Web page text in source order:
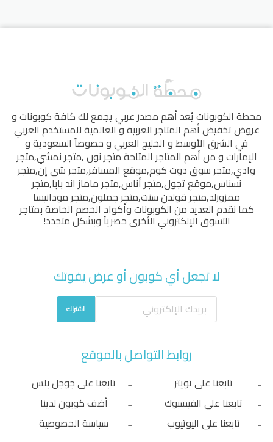
محطة الكوبوناتيُعد أهم مصدر عربي يجمع لك كافة كوبونات و
عروض تخفيض أهم المتاجر العربية و العالمية للمستخدم العربي
في الشرق الأوسط و الخليج العربي و خصوصاً السعودية و
الإمارات و من أهم المتاجر المتاحةمتجر نون,متجر نمشي,متجر
وادي,متجر سوق دوت كوم,موقع المسافر,متجر شي إن,متجر
نسناس,موقع تجول,متجر أناس,متجر ماماز اند بابا,متجر
ممزورلد,متجر قولدن سنت,متجر جملون,متجر مودانيسا
كما نقدم العديد من الكوبونات وأكواد الخصم الخاصة بمتاجر
التسوق الإلكتروني الأخرى حصرياً وبشكل متجدد!
لا تجعل أي كوبون أو عرض يفوتك
اشتراك
روابط التواصل بالموقع
تابعنا على تويتر
تابعنا على الفيسبوك
تابعنا على اليوتيوب
تابعنا على جوجل بلس
أضف كوبون لدينا
سياسة الخصوصية